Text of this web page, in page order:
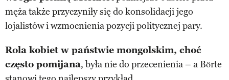
męża także przyczyniły się do konsolidacji jego
lojalistów i wzmocnienia pozycji politycznej pary.
Rola kobiet w państwie mongolskim, choć
często pomijana, była nie do przecenienia – a Börte